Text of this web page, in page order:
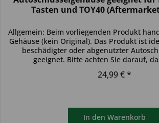
Tasten und TOY40
Allgemein: Beim vorliegenden Produkt
Gehäuse (kein Original). Das Produkt ist
beschädigter oder abgenutzter
geeignet. Bitte achten Sie darauf,
24,99 € *
In den Warenkorb